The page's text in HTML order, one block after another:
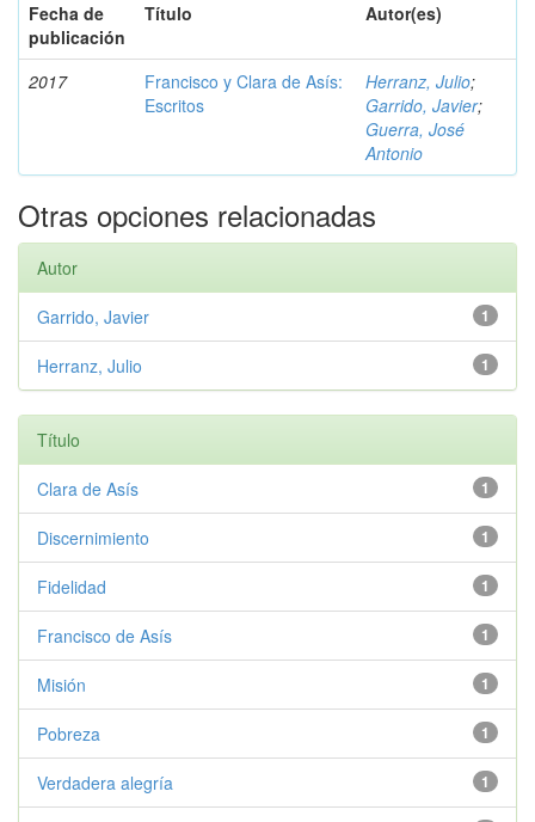
Fecha de
publicación
Título Autor(es)
2017
Francisco y Clara de Asís:
Escritos
Herranz, Julio;
Garrido, Javier;
Guerra, José
Antonio
Otras opciones relacionadas
Autor
1
Garrido, Javier
1
Herranz, Julio
Título
1
Clara de Asís
1
Discernimiento
1
Fidelidad
1
Francisco de Asís
1
Misión
1
Pobreza
1
Verdadera alegría